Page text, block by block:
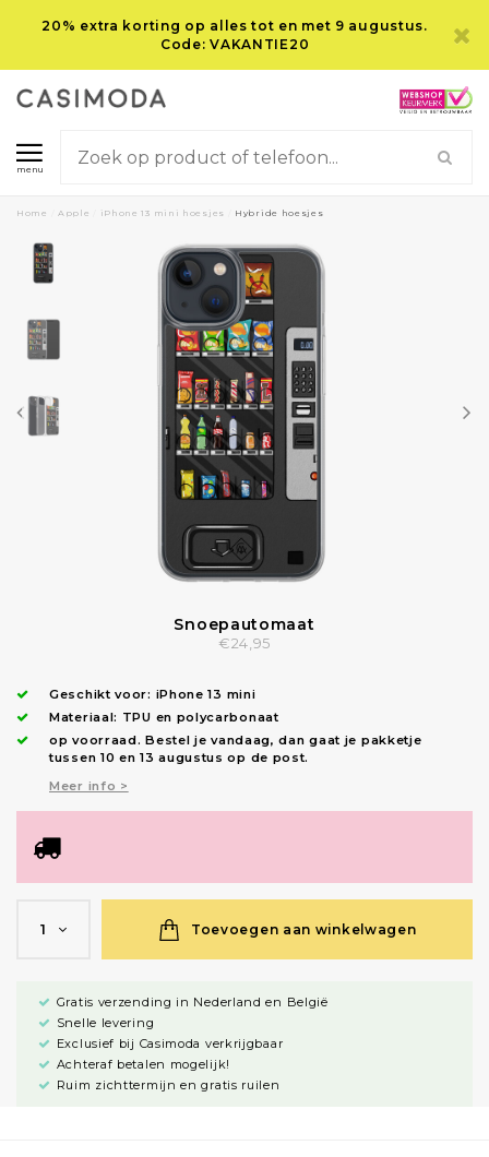
20% extra korting op alles tot en met 9 augustus.
Code: VAKANTIE20
menu
Home Apple iPhone 13 mini hoesjes Hybride hoesjes
Snoepautomaat
€24,95
Geschikt voor: iPhone 13 mini
Materiaal: TPU en polycarbonaat
op voorraad.Bestel je vandaag, dan gaat je pakketje
tussen 10 en 13 augustus op de post.
Meer info >
1 Toevoegen aan winkelwagen
Gratis verzending in Nederland en België
Snelle levering
Exclusief bij Casimoda verkrijgbaar
Achteraf betalen mogelijk!
Ruim zichttermijn en gratis ruilen